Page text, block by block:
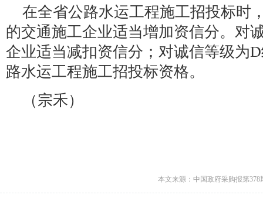
在全省公路水运工程施工招投标时
的交通施工企业适当增加资信分。对
企业适当减扣资信分；对诚信等级为
路水运工程施工招投标资格。
（宗禾）
本文来源：中国政府采购报第378